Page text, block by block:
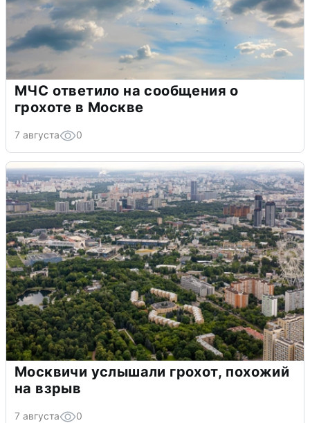
МЧС ответило на сообщения о
грохоте в Москве
7 августа 0
Москвичи услышали грохот, похожий
на взрыв
7 августа 0